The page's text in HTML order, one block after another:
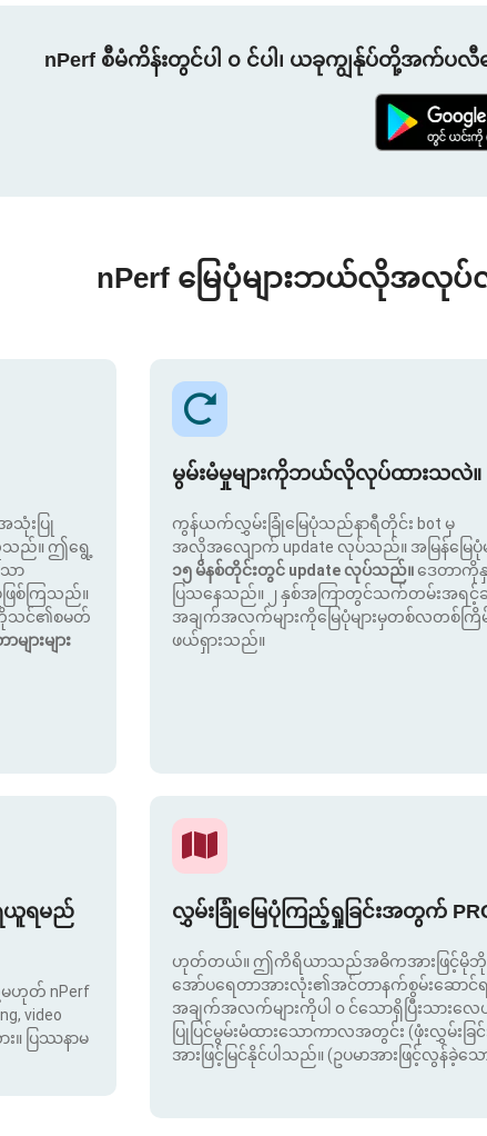
nPerf စီမံကိန်းတွင်ပါ ၀ င်ပါ၊ ယခုကျွန်ုပ်တို့အက်ပလီ
nPerf မြေပုံများဘယ်လိုအလု
သုံးပြု
ယူသည်။ ဤရွေ့
ော
ြစ်ကြသည်။
ကိုသင်၏စမတ်
များများ
မွမ်းမံမှုများကိုဘယ်လိုလုပ်ထားသလဲ။
ကွန်ယက်လွှမ်းခြုံမြေပုံသည်နာရီတိုင်း bot မှ
အလိုအလျောက် update လုပ်သည်။ အမြန်မြေပုံမ
၁၅ မိနစ်တိုင်းတွင် update လုပ်သည်။ဒေတာကို
ပြသနေသည်။ ၂ နှစ်အကြာတွင်သက်တမ်းအရင့်
အချက်အလက်များကိုမြေပုံများမှတစ်လတစ်ကြိ
ဖယ်ရှားသည်။
ယူရမည်
ဟုတ် nPerf
video
။ ပြဿနာမ
လွှမ်းခြုံမြေပုံကြည့်ရှုခြင်းအတွက်
ဟုတ်တယ်။ ဤကိရိယာသည်အဓိကအားဖြင့်မိုဘိုင်
အော်ပရေတာအားလုံး၏အင်တာနက်စွမ်းဆောင်ရ
အချက်အလက်များကိုပါ ၀ င်သောရှိပြီးသား
ပြုပြင်မွမ်းမံထားသောကာလအတွင်း (ဖုံးလွှမ်းခြင်း၊
အားဖြင့်မြင်နိုင်ပါသည်။ (ဥပမာအားဖြင့်လွန်